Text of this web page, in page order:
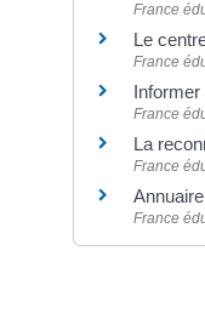
France
Le
France
France
La
France
France